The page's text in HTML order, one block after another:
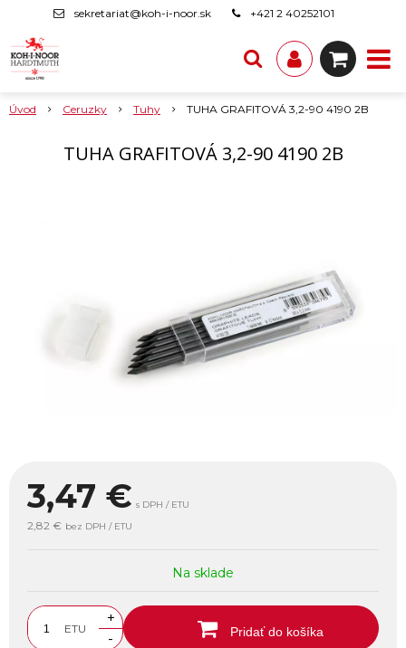
sekretariat@koh-i-noor.sk +421 2 40252101
Úvod Ceruzky Tuhy TUHA GRAFITOVÁ 3,2-90 4190 2B
TUHA GRAFITOVÁ 3,2-90 4190 2B
3,47 € s DPH / ETU
2,82 € bez DPH / ETU
Na sklade
ETU
+
-
Pridať do košíka